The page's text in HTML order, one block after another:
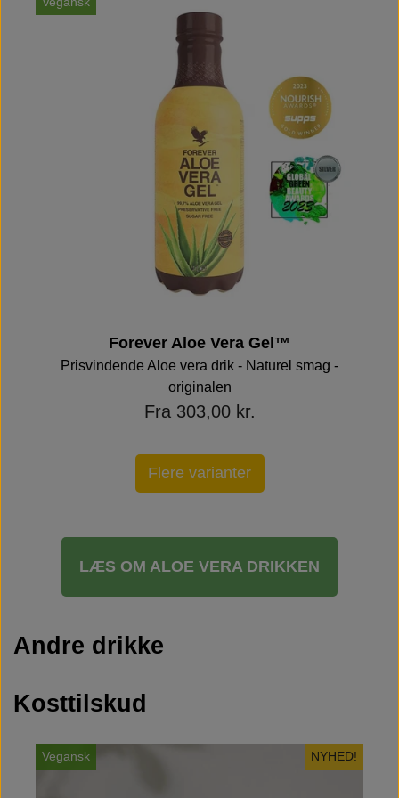
Forever Aloe Vera Gel™
Prisvindende Aloe vera drik - Naturel smag -
originalen
Fra 303,00 kr.
Flere varianter
LÆS OM ALOE VERA DRIKKEN
Andre drikke
Kosttilskud
Vegansk NYHED!